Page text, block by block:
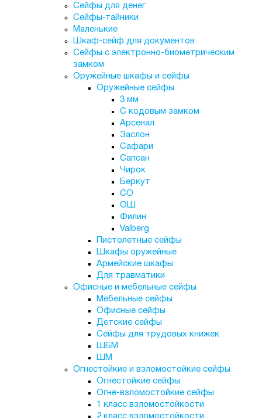
Сейфы для денег
Сейфы-тайники
Маленькие
Шкаф-сейф для документов
Сейфы с электронно-биометрическим
замком
Оружейные шкафы и сейфы
Оружейные сейфы
3 мм
С кодовым замком
Арсенал
Заслон
Сафари
Сапсан
Чирок
Беркут
СО
ОШ
Филин
Valberg
Пистолетные сейфы
Шкафы оружейные
Армейские шкафы
Для травматики
Офисные и мебельные сейфы
Мебельные сейфы
Офисные сейфы
Детские сейфы
Сейфы для трудовых книжек
ШБМ
ШМ
Огнестойкие и взломостойкие сейфы
Огнестойкие сейфы
Огне-взломостойкие сейфы
1 класс взломостойкости
2 класс взломостойкости